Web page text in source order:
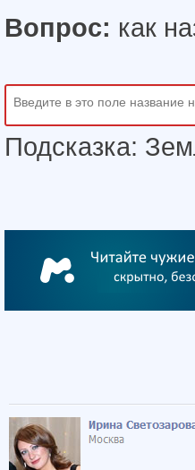
Вопрос: как
Подсказка: